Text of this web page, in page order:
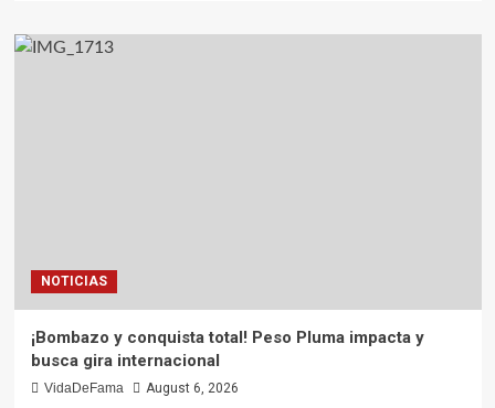
NOTICIAS
¡Bombazo y conquista total! Peso Pluma impacta y
busca gira internacional
VidaDeFama August 6, 2026